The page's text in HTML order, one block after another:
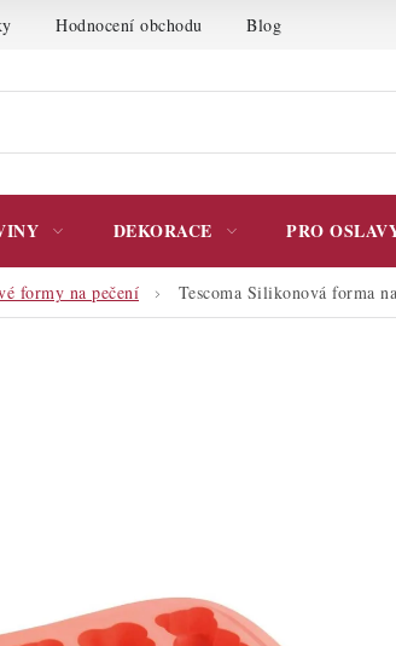
Hodnocení obchodu Blog
DEKORACE PRO
formy na pečení Tescoma Silikonová forma